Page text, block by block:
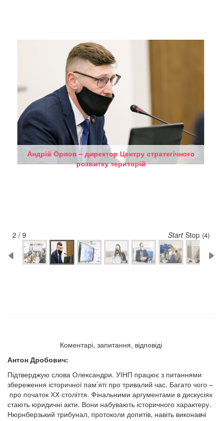
Андрій Орлов – директор Центру стратегічного
розвитку територій
2 / 9 Start Stop (3)
Коментарі, запитання, відповіді
Антон Дробович:
Підтверджую слова Олександри. УІНП працює з питаннями
збереження історичної пам’яті про тривалий час. Багато чого –
про початок ХХ століття. Фінальними аргументами в дискусіях
стають юридичні акти. Вони набувають історичного характеру.
Нюрнберзький трибунал, протоколи допитів, навіть виконавчі